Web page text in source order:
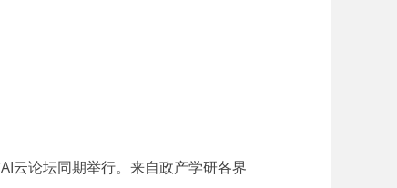
云论坛同期举行。来自政产学研各界